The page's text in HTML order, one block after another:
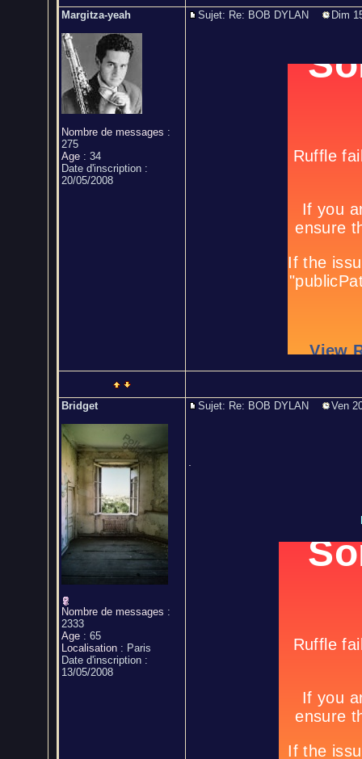
Margitza-yeah
Nombre de messages :
275
Age : 34
Date d'inscription :
20/05/2008
Sujet: Re: BOB DYLAN Dim
Bridget
Nombre de messages :
2333
Age : 65
Localisation : Paris
Date d'inscription :
13/05/2008
Sujet: Re: BOB DYLAN Ven